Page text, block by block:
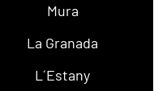
Mura
La Granada
L´Estany